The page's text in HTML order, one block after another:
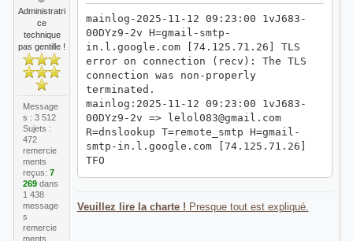
Administratri
ce
technique
pas gentille !
Message
s : 3 512
Sujets :
472
remercie
ments
reçus: 7
269dans
1 438
message
s
remercie
ments
mainlog-2025-11-12 09:23:00 1vJ683-
00DYz9-2v H=gmail-smtp-
in.l.google.com [74.125.71.26] TLS
error on connection (recv): The TLS
connection was non-properly
terminated.
mainlog:2025-11-12 09:23:00 1vJ683-
00DYz9-2v => lelol083@gmail.com
R=dnslookup T=remote_smtp H=gmail-
smtp-in.l.google.com [74.125.71.26]
TFO
X=TLS1.3:ECDHE_X25519__ECDSA_SECP256R
1_SHA256__AES_256_GCM:256 CV=yes
DN="CN=mx.google.com" K C="250 2.0.0
Veuillez lire la charte ! Presque tout est expliqué.